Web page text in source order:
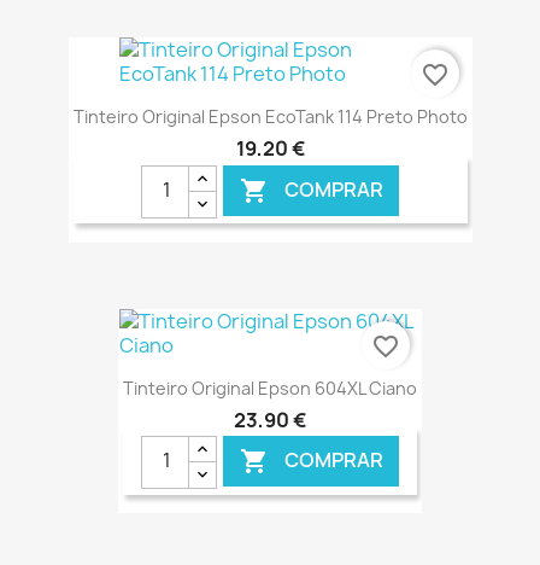
€ ONLINE
Tinteiro Original Epson EcoTank 114 Preto Photo
19,20 €
 COMPRAR
€ ONLINE
favorite_border
Tinteiro Original Epson 604XL Ciano
23,90 €
 COMPRAR
favorite_border